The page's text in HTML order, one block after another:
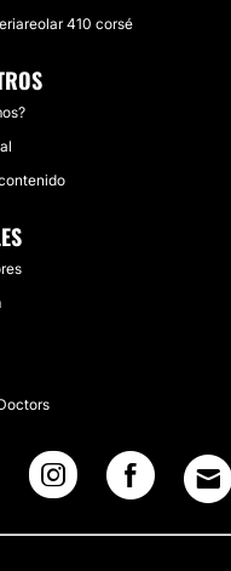
410 corsé